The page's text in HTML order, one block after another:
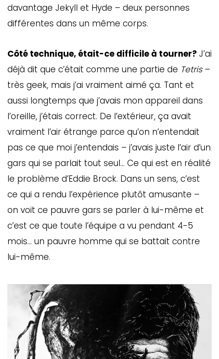
davantage Jekyll et Hyde – deux personnes
différentes dans un même corps.
Côté technique, était-ce difficile à tourner? J’ai
déjà dit que c’était comme une partie de Tetris–
très geek, mais j’ai vraiment aimé ça. Tant et
aussi longtemps que j’avais mon appareil dans
l’oreille, j’étais correct. De l’extérieur, ça avait
vraiment l’air étrange parce qu’on n’entendait
pas ce que moi j’entendais – j’avais juste l’air d’un
gars qui se parlait tout seul… Ce qui est en réalité
le problème d’Eddie Brock. Dans un sens, c’est
ce qui a rendu l’expérience plutôt amusante –
on voit ce pauvre gars se parler à lui-même et
c’est ce que toute l’équipe a vu pendant 4-5
mois… un pauvre homme qui se battait contre
lui-même.